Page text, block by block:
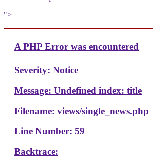
">
A PHP Error was encountered
Severity: Notice
Message: Undefined index: title
Filename: views/single_news.php
Line Number: 59
Backtrace: